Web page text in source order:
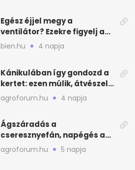
Egész éjjel megy a
ventilátor? Ezekre figyelj a
hőségben alvásnál
bien.hu 4 napja
Kánikulában így gondozd a
kertet: ezen múlik, átvészeli-
e a hőséget
agroforum.hu 4 napja
Ágszáradás a
cseresznyefán, napégés a
kajszin: mit tehetsz most?
agroforum.hu 5 napja